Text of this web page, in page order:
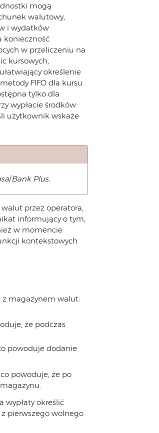
mogą
walutowy,
i wydatków
konieczność
w przeliczeniu na
kursowych,
określenie
FIFO dla kursu
tylko dla
wypłacie środków
użytkownik wskaże
/Bank Plus.
przez operatora,
informujący o tym,
w momencie
kontekstowych
z magazynem walut:
że podczas
powoduje dodanie
powoduje, że po
wypłaty określić
pierwszego wolnego